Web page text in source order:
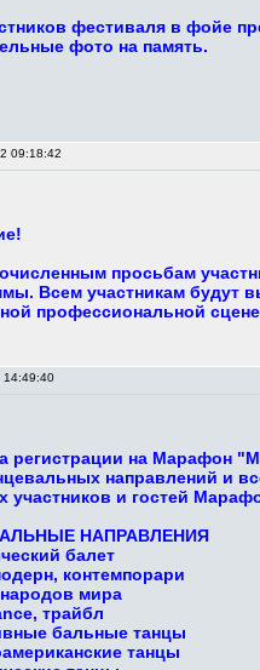
фестиваля в фойе
фото на память.
09:18:42
просьбам
Всем участникам будут
профессиональной
14:49:40
регистрации на Марафон
направлений и
участников и гостей
НАПРАВЛЕНИЯ
балет
контемпорари
мира
трайбл
бальные танцы
танцы